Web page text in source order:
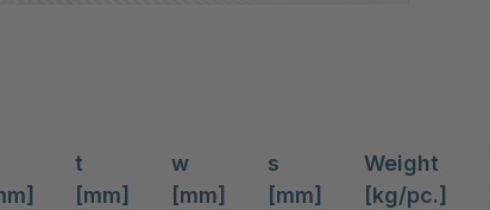
t w s Weight
[mm] [mm] [mm] [kg/pc.]